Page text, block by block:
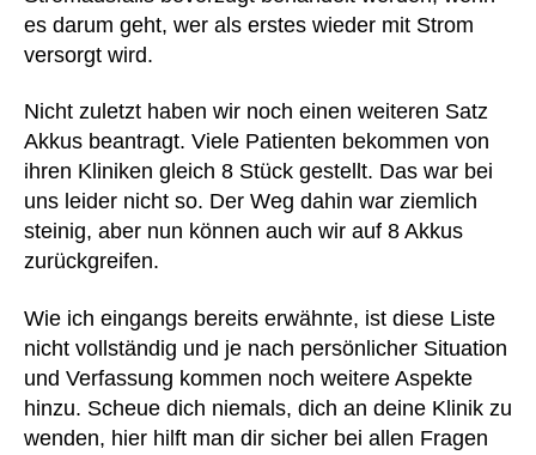
es darum geht, wer als erstes wieder mit Strom
versorgt wird.
Nicht zuletzt haben wir noch einen weiteren Satz
Akkus beantragt. Viele Patienten bekommen von
ihren Kliniken gleich 8 Stück gestellt. Das war bei
uns leider nicht so. Der Weg dahin war ziemlich
steinig, aber nun können auch wir auf 8 Akkus
zurückgreifen.
Wie ich eingangs bereits erwähnte, ist diese Liste
nicht vollständig und je nach persönlicher Situation
und Verfassung kommen noch weitere Aspekte
hinzu. Scheue dich niemals, dich an deine Klinik zu
wenden, hier hilft man dir sicher bei allen Fragen
nf
re
i,
o
st
e
nl
s,
K
st
e
n
ü
in
,
lf
e ,
in
w
ei
s
H
y
gi
n
e,